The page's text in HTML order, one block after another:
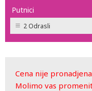
Putnici
2 Odrasli
Cena nije
Molimo vas